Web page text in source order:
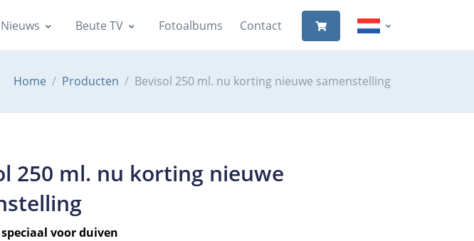
Nieuws Beute TV Fotoalbums Contact
Home Producten Bevisol 250 ml. nu korting nieuwe samenstelling
250 ml. nu korting nieuwe
voor duiven